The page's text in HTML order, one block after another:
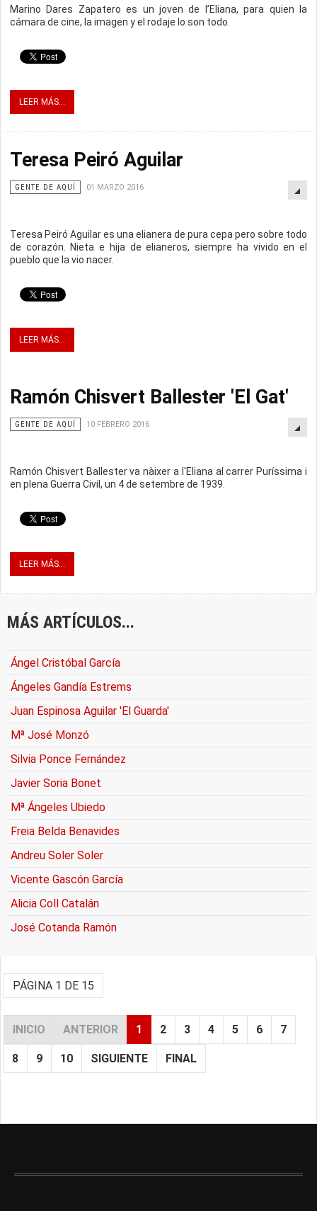
Marino Dares Zapatero es un joven de l’Eliana, para quien la
cámara de cine, la imagen y el rodaje lo son todo.
LEER MÁS...
Teresa Peiró Aguilar
GENTE DE AQUÍ 01 MARZO 2016
Teresa Peiró Aguilar es una elianera de pura cepa pero sobre todo
de corazón. Nieta e hija de elianeros, siempre ha vivido en el
pueblo que la vio nacer.
LEER MÁS...
Ramón Chisvert Ballester 'El Gat'
GENTE DE AQUÍ 10 FEBRERO 2016
Ramón Chisvert Ballester va nàixer a l'Eliana al carrer Puríssima i
en plena Guerra Civil, un 4 de setembre de 1939.
LEER MÁS...
MÁS ARTÍCULOS...
Ángel Cristóbal García
Ángeles Gandía Estrems
Juan Espinosa Aguilar 'El Guarda'
Mª José Monzó
Silvia Ponce Fernández
Javier Soria Bonet
Mª Ángeles Ubiedo
Freia Belda Benavides
Andreu Soler Soler
Vicente Gascón García
Alicia Coll Catalán
José Cotanda Ramón
PÁGINA 1 DE 15
INICIO ANTERIOR 1 2 3 4 5 6 7
8 9 10 SIGUIENTE FINAL